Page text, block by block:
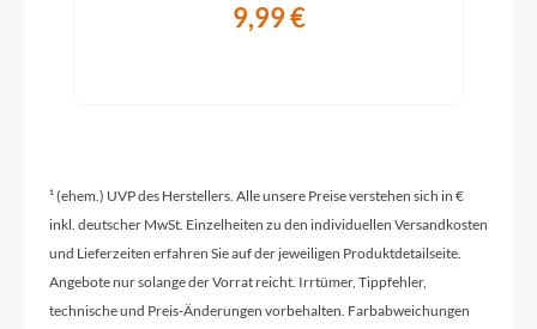
Modelljahr
Shimano Deore M6000 CL 32H 135-5QR
Sattelklemme
KTM Line JD-SC99 - 34,9mm
9,99 €
¹ (ehem.) UVP des Herstellers. Alle unsere Preise verstehen sich in €
inkl. deutscher MwSt. Einzelheiten zu den individuellen Versandkosten
und Lieferzeiten erfahren Sie auf der jeweiligen Produktdetailseite.
Angebote nur solange der Vorrat reicht. Irrtümer, Tippfehler,
technische und Preis-Änderungen vorbehalten. Farbabweichungen